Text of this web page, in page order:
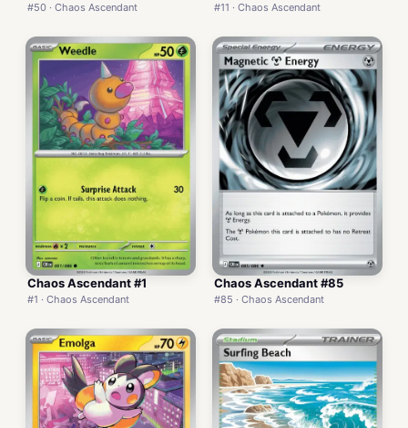
#50 · Chaos Ascendant #11 · Chaos Ascendant
Chaos Ascendant #1
#1 · Chaos Ascendant
Chaos Ascendant #85
#85 · Chaos Ascendant